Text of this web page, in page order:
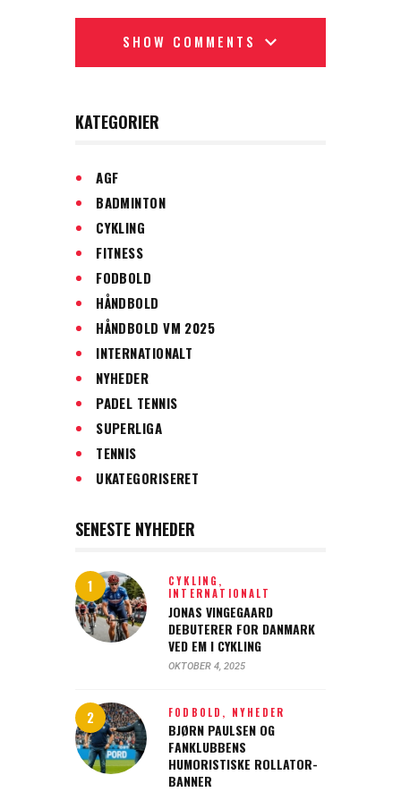
SHOW COMMENTS
KATEGORIER
AGF
BADMINTON
CYKLING
FITNESS
FODBOLD
HÅNDBOLD
HÅNDBOLD VM 2025
INTERNATIONALT
NYHEDER
PADEL TENNIS
SUPERLIGA
TENNIS
UKATEGORISERET
SENESTE NYHEDER
CYKLING,
INTERNATIONALT
JONAS VINGEGAARD
DEBUTERER FOR DANMARK
VED EM I CYKLING
OKTOBER 4, 2025
FODBOLD, NYHEDER
BJØRN PAULSEN OG
FANKLUBBENS
HUMORISTISKE ROLLATOR-
BANNER